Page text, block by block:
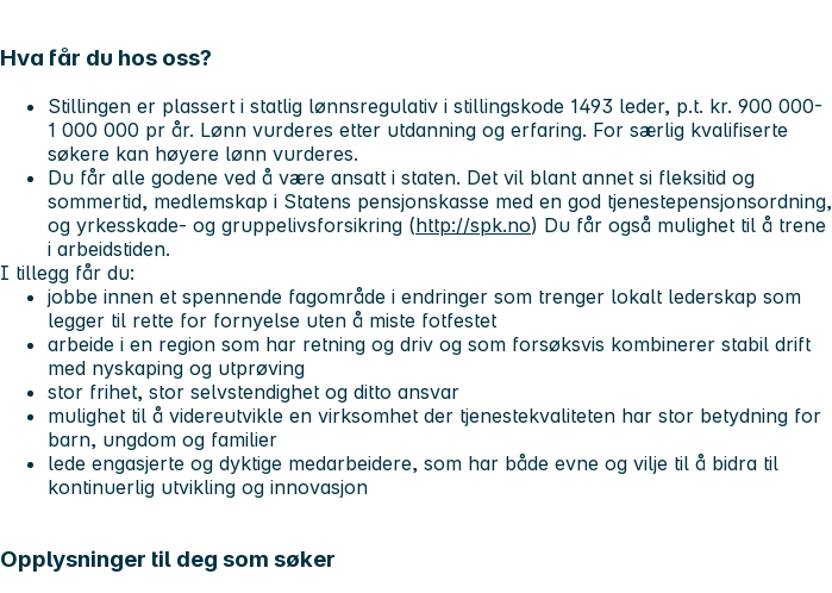
Hva får du hos oss?
Stillingen er plassert i statlig lønnsregulativ i stillingskode 1493 leder, p.t. kr. 900 000-
1 000 000 pr år. Lønn vurderes etter utdanning og erfaring. For særlig kvalifiserte
søkere kan høyere lønn vurderes.
Du får alle godene ved å være ansatt i staten. Det vil blant annet si fleksitid og
sommertid, medlemskap i Statens pensjonskasse med en god tjenestepensjonsordning,
og yrkesskade- og gruppelivsforsikring (http://spk.no) Du får også mulighet til å trene
i arbeidstiden.
I tillegg får du:
jobbe innen et spennende fagområde i endringer som trenger lokalt lederskap som
legger til rette for fornyelse uten å miste fotfestet
arbeide i en region som har retning og driv og som forsøksvis kombinerer stabil drift
med nyskaping og utprøving
stor frihet, stor selvstendighet og ditto ansvar
mulighet til å videreutvikle en virksomhet der tjenestekvaliteten har stor betydning for
barn, ungdom og familier
lede engasjerte og dyktige medarbeidere, som har både evne og vilje til å bidra til
kontinuerlig utvikling og innovasjon
Opplysninger til deg som søker